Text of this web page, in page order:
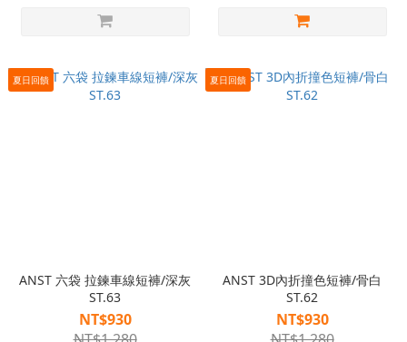
夏日回饋
ANST 六袋 拉鍊車線短褲/深灰
ST.63
NT$930
夏日回饋
ANST 3D內折撞色短褲/骨白
ST.62
NT$930